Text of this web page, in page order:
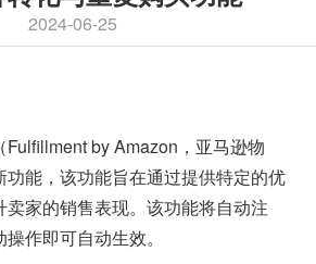
2024-06-25
by Amazon， 亚马逊物
功能，该功能旨在通过提供特定的优
家的销售表现。该功能将自动注
作即可自动生效。